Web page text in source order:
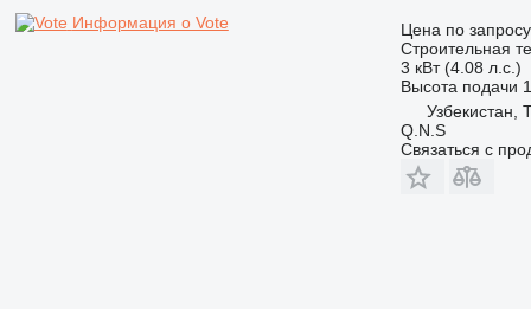
Информация о Vote
Цена по запросу
Строительная
3 кВт (4.08 л.с.)
Высота подачи
Узбекистан,
Q.N.S
Связаться с